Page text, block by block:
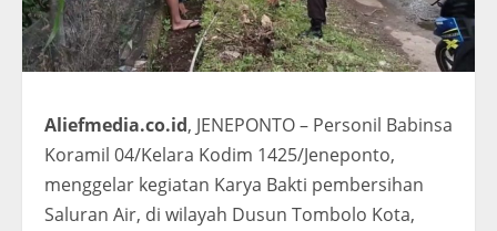
Aliefmedia.co.id, JENEPONTO – Personil Babinsa
Koramil 04/Kelara Kodim 1425/Jeneponto,
menggelar kegiatan Karya Bakti pembersihan
Saluran Air, di wilayah Dusun Tombolo Kota,